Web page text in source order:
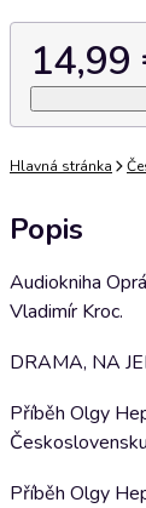
14,99
Hlavná stránka
Popis
Audiokniha
Vladimír Kroc.
DRAMA, NA
Příběh Olgy
Příběh Olgy